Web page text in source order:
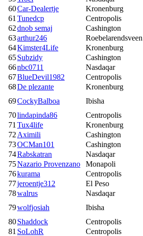
60Car-Dealertje Kronenburg
61 Tunedcp Centropolis
62dnob semaj Cashington
63arthur246 Roebelarendsveen
64Kimster4Life Kronenburg
65Subzidy Cashington
66nbc0711 Nasdaqar
67BlueDevil1982 Centropolis
68De plezante Kronenburg
69CockyBalboa Ibisha
70lindapinda86 Centropolis
71 Tux4life Kronenburg
72 Aximili Cashington
73OCMan101 Cashington
74Rabskatran Nasdaqar
75Nazario Provenzano Monapoli
76kurama Centropolis
77jeroentje312 El Peso
78walrus Nasdaqar
79wolfjosiah Ibisha
80Shaddock Centropolis
81 SoLohR Centropolis